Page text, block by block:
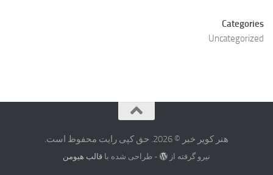
Categories
Uncategorized
هنر کویر خبر © 2026. حق کپی رایت محفوظ است.
نیرو گرفته از - طراحی شده باقالب هیومن